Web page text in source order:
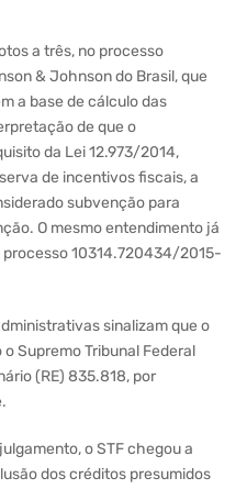
a três, no processo
& Johnson do Brasil, que
a base de cálculo das
de que o
da Lei 12.973/2014,
de incentivos fiscais, a
subvenção para
O mesmo entendimento já
processo 10314.720434/2015-
sinalizam que o
Supremo Tribunal Federal
(RE) 835.818, por
o STF chegou a
dos créditos presumidos